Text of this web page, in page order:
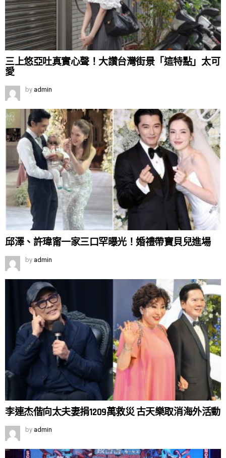
三上悠亞吐真實心聲！大讚台灣街景「這特點」太可
愛
by admin
邱澤、許瑋甯一家三口罕曝光！婚禮帶寶貝兒進場
by admin
李連杰偕向太夫妻捐1209萬救災 古天樂取消海外活動
by admin